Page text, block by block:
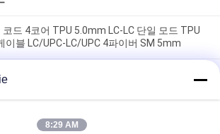
코드 4코어 TPU 5.0mm LC-LC 단일 모드 TPU
이블 LC/UPC-LC/UPC 4파이버 SM 5mm
섬유 패치 코드 LC-LC 6.0mm 단일 모드 플라
8파이버 LC/UPC-LC/UPC 플라스틱 케이블
8코어 OM3 광섬유 패치 코드 MTP-LC 유니부
8:29 AM